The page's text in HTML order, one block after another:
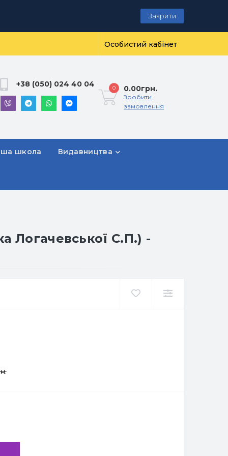
Закрити
Особистий кабінет
+38 (050) 024 40 04 0 0.00грн.
Зробити
замовлення
школа Видавництва
Логачевської С.П.) -